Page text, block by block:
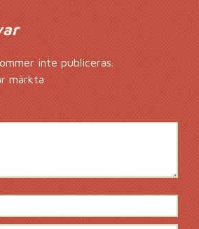
inte publiceras.
märkta *